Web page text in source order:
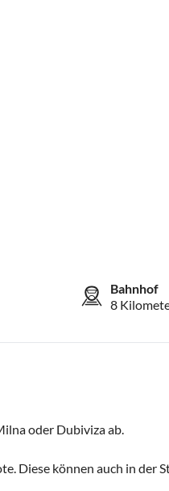
Bahnhof
8
oder Dubiviza ab.
Diese können auch in der